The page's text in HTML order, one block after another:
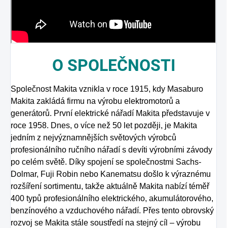
O SPOLEČNOSTI
Společnost Makita vznikla v roce 1915, kdy Masaburo
Makita zakládá firmu na výrobu elektromotorů a
generátorů. První elektrické nářadí Makita představuje v
roce 1958. Dnes, o více než 50 let později, je Makita
jedním z nejvýznamnějších světových výrobců
profesionálního ručního nářadí s devíti výrobními závody
po celém světě. Díky spojení se společnostmi Sachs-
Dolmar, Fuji Robin nebo Kanematsu došlo k výraznému
rozšíření sortimentu, takže aktuálně Makita nabízí téměř
400 typů profesionálního elektrického, akumulátorového,
benzínového a vzduchového nářadí. Přes tento obrovský
rozvoj se Makita stále soustředí na stejný cíl – výrobu